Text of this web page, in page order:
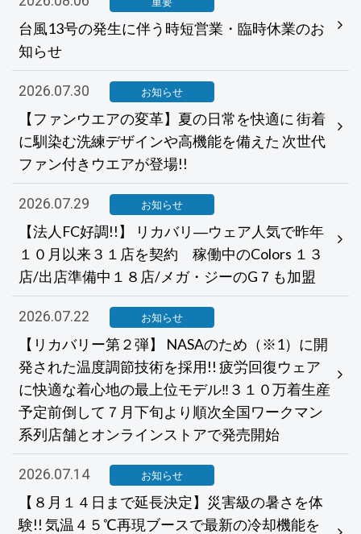
台風13号の発生に伴う時短営業・臨時休業のお
知らせ
2026.07.30 お知らせ
【ファンウエアの変革】夏の日常を快適に 街着
に馴染む洗練デザインや高機能を備えた 次世代
ファン付きウエアが登場!!
2026.07.29 お知らせ
【法人FC好調!!】 リカバリ―ウェア人気で昨年
１０月以来３１店を契約 稼働中のColors １３
店/出店準備中１８店/メガ・ジーのG７も加盟
2026.07.22 お知らせ
【リカバリー第２弾】 NASAのため（※1）に開
発された温度調節技術を採用!! 疲労回復ウェア
に快適な着心地の最上位モデル‼３１０万着生産
予定前倒して７月下旬より順次全国ワークマン
系列店舗とオンラインストアで発売開始
2026.07.14 お知らせ
【８月１４日まで延長決定】災害級の暑さを体
験!! 気温４５℃再現ブースで最新の冷却機能を